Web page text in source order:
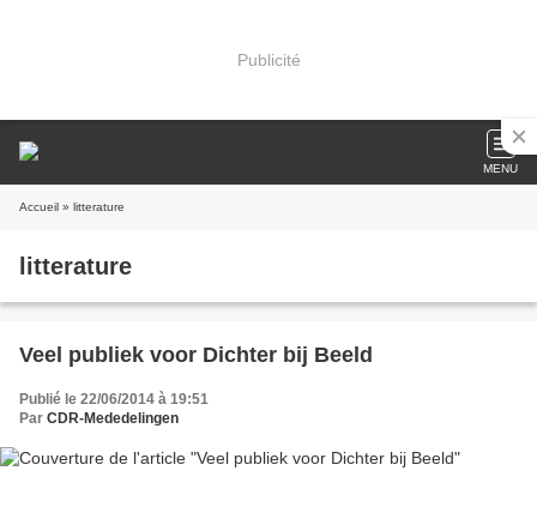
Publicité
MENU
Accueil » litterature
litterature
Veel publiek voor Dichter bij Beeld
Publié le 22/06/2014 à 19:51
Par CDR-Mededelingen